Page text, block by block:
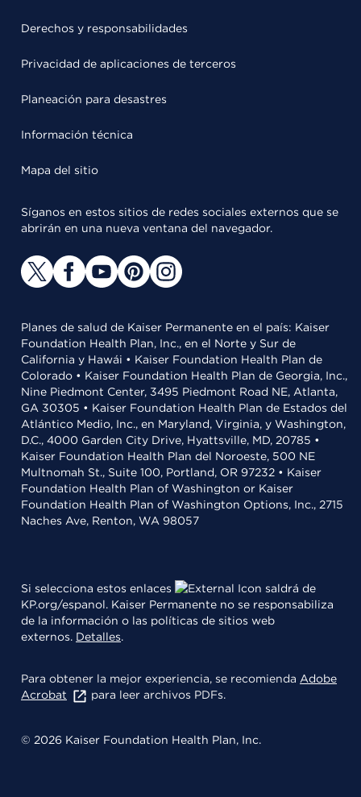
Derechos y responsabilidades
Privacidad de aplicaciones de terceros
Planeación para desastres
Información técnica
Mapa del sitio
Síganos en estos sitios de redes sociales externos que se
abrirán en una nueva ventana del navegador.
Planes de salud de Kaiser Permanente en el país: Kaiser
Foundation Health Plan, Inc., en el Norte y Sur de
California y Hawái • Kaiser Foundation Health Plan de
Colorado • Kaiser Foundation Health Plan de Georgia, Inc.,
Nine Piedmont Center, 3495 Piedmont Road NE, Atlanta,
GA 30305 • Kaiser Foundation Health Plan de Estados del
Atlántico Medio, Inc., en Maryland, Virginia, y Washington,
D.C., 4000 Garden City Drive, Hyattsville, MD, 20785 •
Kaiser Foundation Health Plan del Noroeste, 500 NE
Multnomah St., Suite 100, Portland, OR 97232 • Kaiser
Foundation Health Plan of Washington or Kaiser
Foundation Health Plan of Washington Options, Inc., 2715
Naches Ave, Renton, WA 98057
Si selecciona estos enlaces
saldrá de
KP.org/espanol. Kaiser Permanente no se responsabiliza
de la información o las políticas de sitios web
externos. Detalles.
Para obtener la mejor experiencia, se recomienda Adobe
Acrobat
para leer archivos PDFs.
© 2026 Kaiser Foundation Health Plan, Inc.